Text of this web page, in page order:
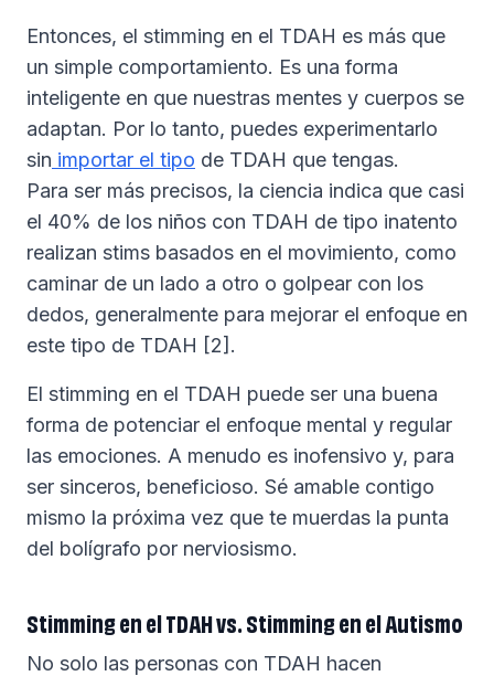
Entonces, el stimming en el TDAH es más que
un simple comportamiento. Es una forma
inteligente en que nuestras mentes y cuerpos se
adaptan. Por lo tanto, puedes experimentarlo
sin importar el tipo de TDAH que tengas.
Para ser más precisos, la ciencia indica que casi
el 40% de los niños con TDAH de tipo inatento
realizan stims basados en el movimiento, como
caminar de un lado a otro o golpear con los
dedos, generalmente para mejorar el enfoque en
este tipo de TDAH [2].
El stimming en el TDAH puede ser una buena
forma de potenciar el enfoque mental y regular
las emociones. A menudo es inofensivo y, para
ser sinceros, beneficioso. Sé amable contigo
mismo la próxima vez que te muerdas la punta
del bolígrafo por nerviosismo.
Stimming en el TDAH vs. Stimming en el Autismo
No solo las personas con TDAH hacen